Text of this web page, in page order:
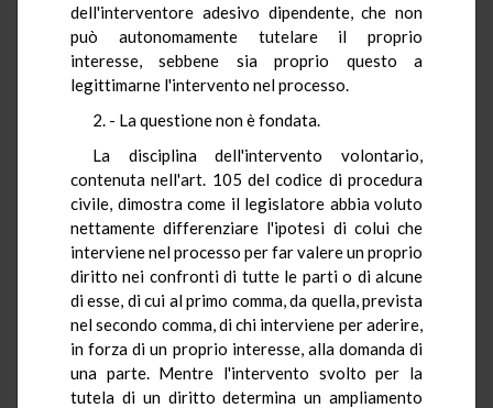
dell'interventore adesivo dipendente, che non
può autonomamente tutelare il proprio
interesse, sebbene sia proprio questo a
legittimarne l'intervento nel processo.
2. - La questione non è fondata.
La disciplina dell'intervento volontario,
contenuta nell'art. 105 del codice di procedura
civile, dimostra come il legislatore abbia voluto
nettamente differenziare l'ipotesi di colui che
interviene nel processo per far valere un proprio
diritto nei confronti di tutte le parti o di alcune
di esse, di cui al primo comma, da quella, prevista
nel secondo comma, di chi interviene per aderire,
in forza di un proprio interesse, alla domanda di
una parte. Mentre l'intervento svolto per la
tutela di un diritto determina un ampliamento